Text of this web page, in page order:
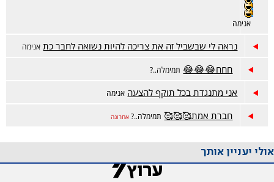
אנימה
נראה לי שבשביל זה את צריכה להיות נשואה לחבר כת אנימה
חחח😂😂😂 תמימלה..?
אני מתנגדת בכל תוקף להצעה אנימה
חברת אמת🥰🥰🥰 תמימלה..? אחרונה
אולי יעניין אותך